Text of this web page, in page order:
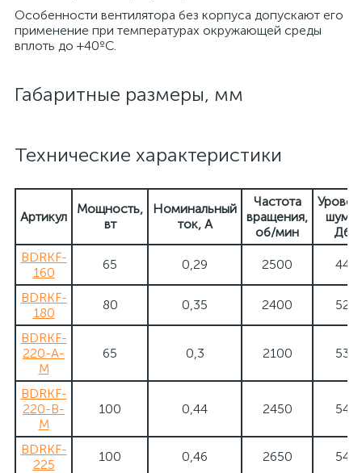
Особенности вентилятора без корпуса допускают его
применение при температурах окружающей среды
вплоть до +40ºC.
Габаритные размеры, мм
Технические характеристики
Артикул
Мощность,
вт
Номинальный
ток, А
Частота
вращения,
об/мин
шума,
Дб
BDRKF-
160
65 0,29 2500 44
BDRKF-
180
80 0,35 2400 52
BDRKF-
220-A-
M
65 0,3 2100 53
BDRKF-
220-B-
M
100 0,44 2450 54
BDRKF-
225
100 0,46 2650 54